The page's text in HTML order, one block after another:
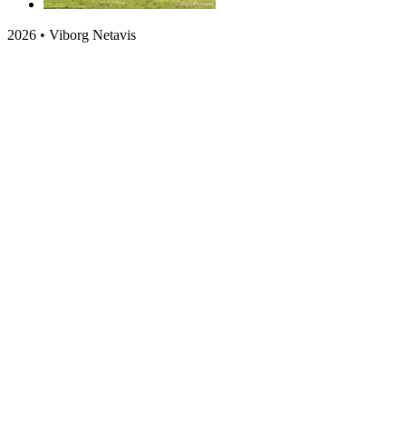
2026 • Viborg Netavis